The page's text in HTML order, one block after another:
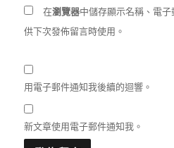
在瀏覽器中儲存顯示名稱、電
供下次發佈留言時使用。
用電子郵件通知我後續的迴響。
新文章使用電子郵件通知我。